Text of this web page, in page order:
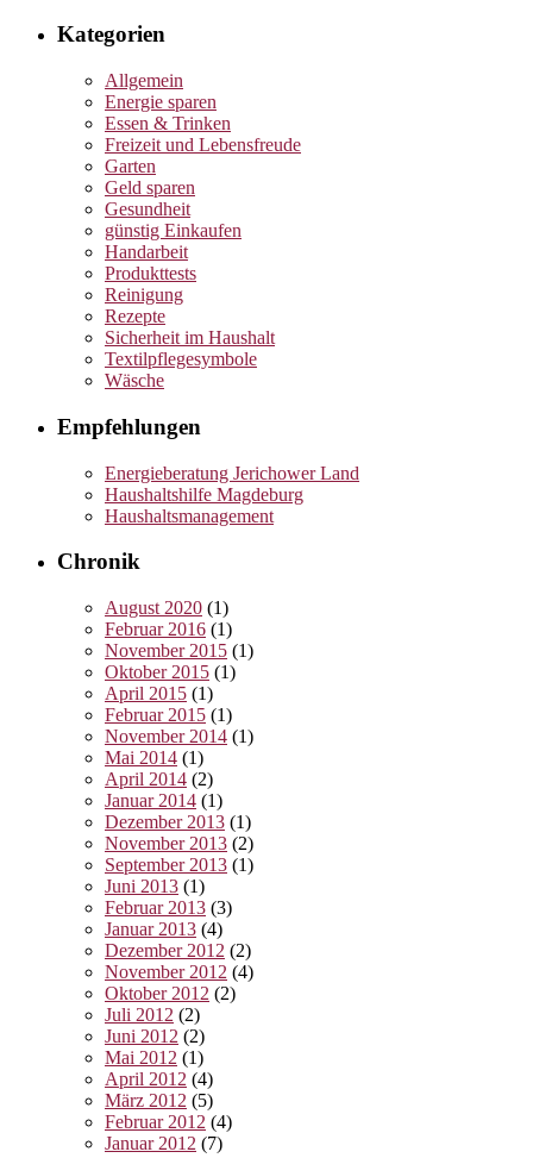
Kategorien
Allgemein
Energie sparen
Essen & Trinken
Freizeit und Lebensfreude
Garten
Geld sparen
Gesundheit
günstig Einkaufen
Handarbeit
Produkttests
Reinigung
Rezepte
Sicherheit im Haushalt
Textilpflegesymbole
Wäsche
Empfehlungen
Energieberatung Jerichower Land
Haushaltshilfe Magdeburg
Haushaltsmanagement
Chronik
August 2020 (1)
Februar 2016 (1)
November 2015 (1)
Oktober 2015 (1)
April 2015 (1)
Februar 2015 (1)
November 2014 (1)
Mai 2014 (1)
April 2014 (2)
Januar 2014 (1)
Dezember 2013 (1)
November 2013 (2)
September 2013 (1)
Juni 2013 (1)
Februar 2013 (3)
Januar 2013 (4)
Dezember 2012 (2)
November 2012 (4)
Oktober 2012 (2)
Juli 2012 (2)
Juni 2012 (2)
Mai 2012 (1)
April 2012 (4)
März 2012 (5)
Februar 2012 (4)
Januar 2012 (7)